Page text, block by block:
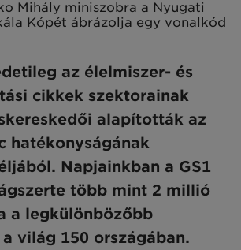
Mihály miniszobra a Nyugati
Kópét ábrázolja egy vonalkód
az élelmiszer- és
cikkek szektorainak
alapították az
hatékonyságának
Napjainkban a GS1
több mint 2 millió
a legkülönbözőbb
világ 150 országában.